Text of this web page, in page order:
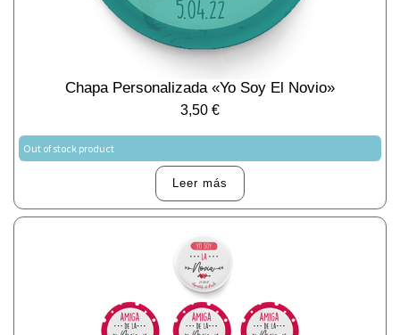
Chapa Personalizada «yo Soy El Novio»
3,50 €
Out of stock product
Leer más